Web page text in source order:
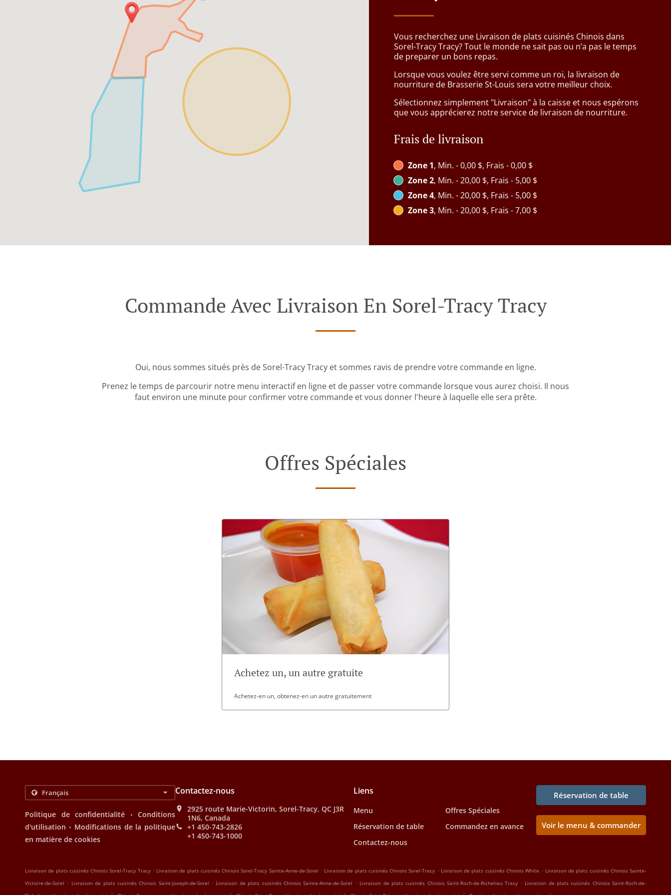
Vous recherchez une Livraison de plats cuisinés Chinois dans
Sorel-Tracy Tracy? Tout le monde ne sait pas ou n’a pas le temps
de preparer un bons repas.
Lorsque vous voulez être servi comme un roi, la livraison de
nourriture de Brasserie St-Louis sera votre meilleur choix.
Sélectionnez simplement "Livraison" à la caisse et nous espérons
que vous apprécierez notre service de livraison de nourriture.
Frais de livraison
Zone 1, Min. - 0,00 $, Frais - 0,00 $
Zone 2, Min. - 20,00 $, Frais - 5,00 $
Zone 4, Min. - 20,00 $, Frais - 5,00 $
Zone 3, Min. - 20,00 $, Frais - 7,00 $
Commande Avec Livraison En Sorel-Tracy Tracy
Oui, nous sommes situés près de Sorel-Tracy Tracy et sommes ravis de prendre votre commande en ligne.
Prenez le temps de parcourir notre menu interactif en ligne et de passer votre commande lorsque vous aurez choisi. Il nous
faut environ une minute pour confirmer votre commande et vous donner l'heure à laquelle elle sera prête.
Offres Spéciales
Achetez un, un autre gratuite
Achetez-en un, obtenez-en un autre gratuitement
Politique de confidentialité . Conditions
d'utilisation . Modifications de la politique
en matière de cookies
Contactez-nous
2925 route Marie-Victorin, Sorel-Tracy, QC J3R
1N6, Canada
+1 450-743-2826
+1 450-743-1000
Liens
Menu
Offres Spéciales
Réservation de table
Commandez en avance
Contactez-nous
Réservation de table
Voir le menu & commander
Livraison de plats cuisinés Chinois Sorel-Tracy Tracy . Livraison de plats cuisinés Chinois Sorel-Tracy Sainte-Anne-de-Sorel . Livraison de plats cuisinés Chinois Sorel-Tracy . Livraison de plats cuisinés Chinois White . Livraison de plats cuisinés Chinois Sainte-
Victoire-de-Sorel . Livraison de plats cuisinés Chinois Saint-Joseph-de-Sorel . Livraison de plats cuisinés Chinois Sainte-Anne-de-Sorel . Livraison de plats cuisinés Chinois Saint-Roch-de-Richelieu Tracy . Livraison de plats cuisinés Chinois Saint-Roch-de-